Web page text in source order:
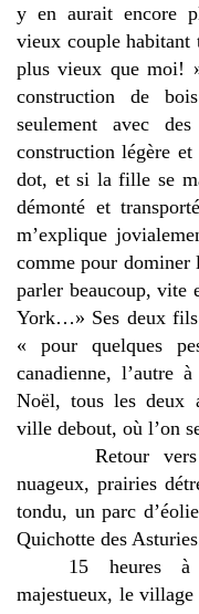
y en aurait encore
vieux couple habitant
plus vieux que moi!
construction de
seulement avec
construction légère
dot, et si la fille se
démonté et
m’explique
comme pour
parler beaucoup, vite
York…» Ses deux
« pour quelques
canadienne, l’autre
Noël, tous les deux
ville debout, où l’on
Retour vers
nuageux, prairies
tondu, un parc
Quichotte des
15 heures à
majestueux, le village